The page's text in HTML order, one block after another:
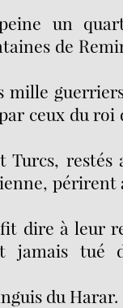
un
de
mille
ceux du roi
Turcs, restés
périrent
fit dire à leur
jamais tué
du Harar.